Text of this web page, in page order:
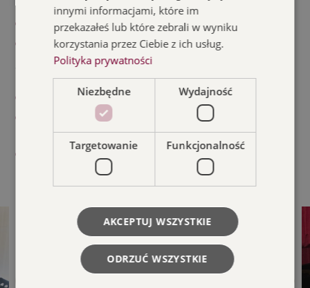
II miejsce – Ludmila Kubíčková (Czechy)
III miejsce – Monika Całus
Wyróżnienie – Sytske Pas (Norwegia)
w specjalności gry na kontrabasie:
II miejsce – Marcin Bobak
III miejsce – Wiktoria Czyżewska ex aequo Jędrzej
Kacprzyk
Wyróżnienie: Mio Tamayama (Japonia), Klaudia Baca
innymi informacjami, które im
przekazałeś lub które zebrali w wyniku
korzystania przez Ciebie z ich usług.
Polityka prywatności
Niezbędne Wydajność
Targetowanie Funkcjonalność
AKCEPTUJ WSZYSTKIE
ODRZUĆ WSZYSTKIE